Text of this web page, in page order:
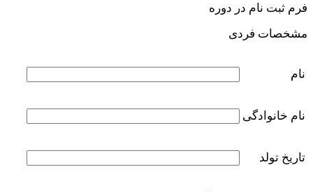
فرم ثبت نام در دوره
مشخصات فردی
نام
نام خانوادگی
تاریخ تولد